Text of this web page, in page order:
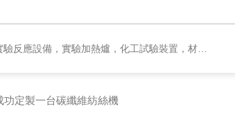
備，配電與節（jiē）能（néng）項目，機械設計加工，實驗室儀器耗材，通用儀器設備
定製一台碳纖維紡絲機